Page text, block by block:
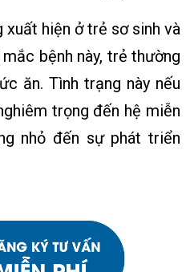
xuất hiện ở trẻ sơ sinh và
bệnh này, trẻ thường
ăn. Tình trạng này nếu
trọng đến hệ miễn
nhỏ đến sự phát triển